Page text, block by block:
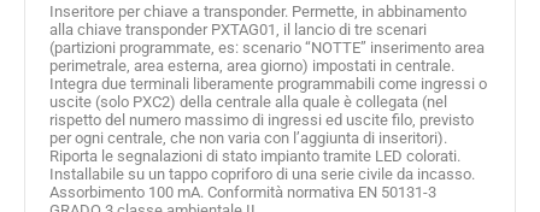
Inseritore per chiave a transponder. Permette, in abbinamento
alla chiave transponder PXTAG01, il lancio di tre scenari
(partizioni programmate, es: scenario “NOTTE” inserimento area
perimetrale, area esterna, area giorno) impostati in centrale.
Integra due terminali liberamente programmabili come ingressi o
uscite (solo PXC2) della centrale alla quale è collegata (nel
rispetto del numero massimo di ingressi ed uscite filo, previsto
per ogni centrale, che non varia con l’aggiunta di inseritori).
Riporta le segnalazioni di stato impianto tramite LED colorati.
Installabile su un tappo copriforo di una serie civile da incasso.
Assorbimento 100 mA. Conformità normativa EN 50131-3